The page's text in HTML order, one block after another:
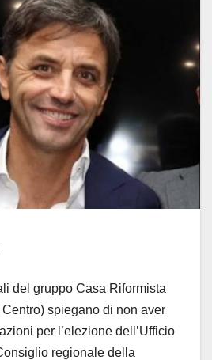
del gruppo Casa Riformista
spiegano di non aver
per l’elezione dell’Ufficio
regionale della